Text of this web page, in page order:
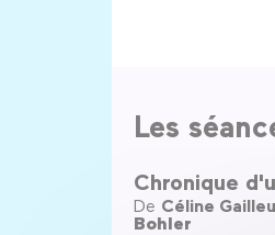
Les
Chronique
De
Bohler